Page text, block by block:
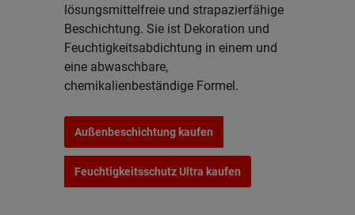
lösungsmittelfreie und strapazierfähige
Beschichtung. Sie ist Dekoration und
Feuchtigkeitsabdichtung in einem und
eine abwaschbare,
chemikalienbeständige Formel.
Außenbeschichtung kaufen
Feuchtigkeitsschutz Ultra kaufen